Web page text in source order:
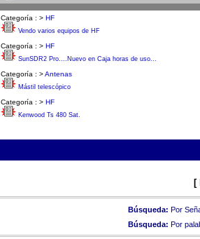
Categoría : > HF
Vendo varios equipos de HF
Categoría : > HF
SunSDR2 Pro....Nuevo en Caja horas de uso...
Categoría : >Antenas
Mástil telescópico
Categoría : > HF
Kenwood Ts 480 Sat.
[
Búsqueda: Por
Búsqueda: Por